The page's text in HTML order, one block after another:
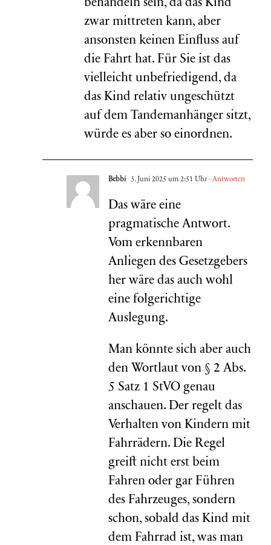
behandeln sein, da das Kind
zwar mittreten kann, aber
ansonsten keinen Einfluss auf
die Fahrt hat. Für Sie ist das
vielleicht unbefriedigend, da
das Kind relativ ungeschützt
auf dem Tandemanhänger sitzt,
würde es aber so einordnen.
Bebbi 3. Juni 2025 um 2:51 Uhr- Antworten
Das wäre eine
pragmatische Antwort.
Vom erkennbaren
Anliegen des Gesetzgebers
her wäre das auch wohl
eine folgerichtige
Auslegung.
Man könnte sich aber auch
den Wortlaut von § 2 Abs.
5 Satz 1 StVO genau
anschauen. Der regelt das
Verhalten von Kindern mit
Fahrrädern. Die Regel
greift nicht erst beim
Fahren oder gar Führen
des Fahrzeuges, sondern
schon, sobald das Kind mit
dem Fahrrad ist, was man